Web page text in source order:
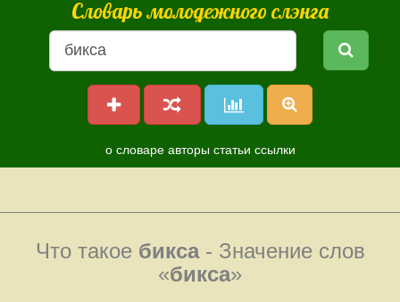
Словарь молодежного слэнга
о словаре авторы статьи ссылки
Что такое бикса- Значение слов
«бикса»